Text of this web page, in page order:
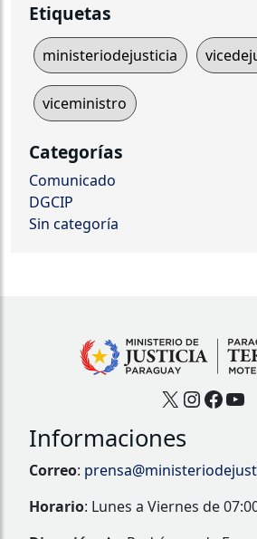
Etiquetas
ministeriodejusticia
viceministro
Categorías
Comunicado
DGCIP
Sin categoría
X
Informaciones
Correo:
Horario: Lunes a Viernes de